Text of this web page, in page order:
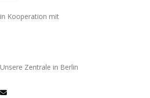
in Kooperation mit
Unsere Zentrale in Berlin